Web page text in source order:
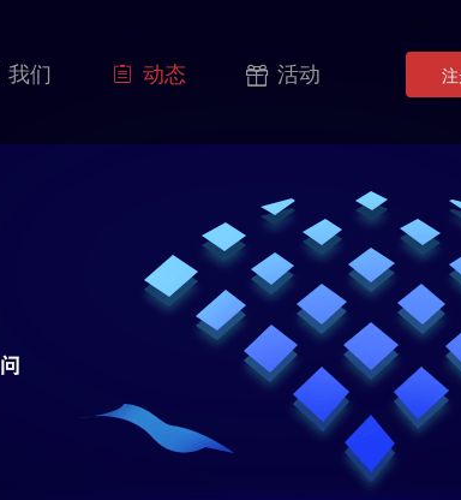
我们  动态  活动